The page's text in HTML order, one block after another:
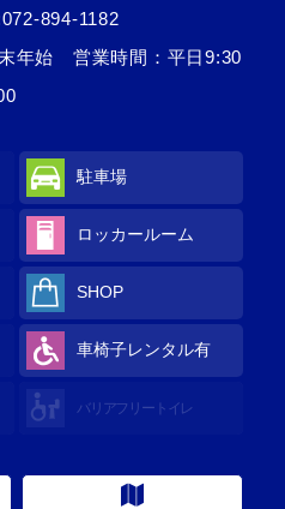
894-1182
年始 営業時間：平日9:30
駐車場
ロッカールーム
SHOP
車椅子レンタル有
バリアフリートイレ